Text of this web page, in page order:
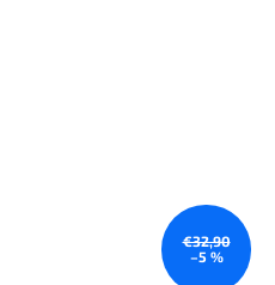
€32,90
–5 %